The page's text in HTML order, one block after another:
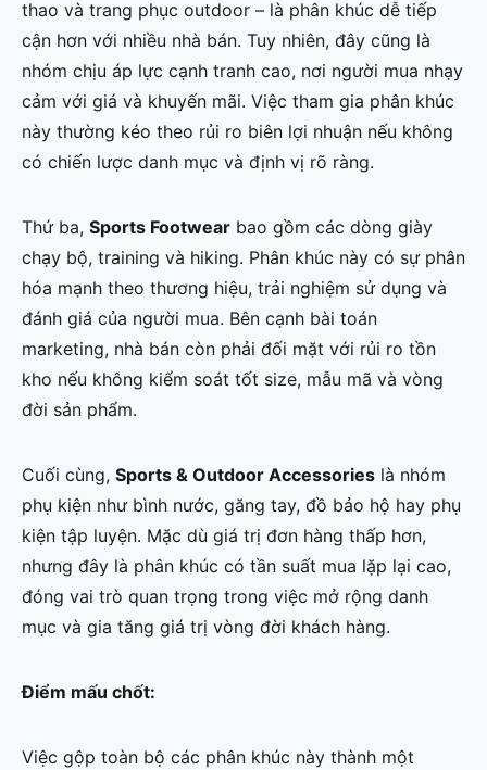
thao và trang phục outdoor – là phân khúc dễ tiếp
cận hơn với nhiều nhà bán. Tuy nhiên, đây cũng là
nhóm chịu áp lực cạnh tranh cao, nơi người mua nhạy
cảm với giá và khuyến mãi. Việc tham gia phân khúc
này thường kéo theo rủi ro biên lợi nhuận nếu không
có chiến lược danh mục và định vị rõ ràng.
Thứ ba, Sports Footwear bao gồm các dòng giày
chạy bộ, training và hiking. Phân khúc này có sự phân
hóa mạnh theo thương hiệu, trải nghiệm sử dụng và
đánh giá của người mua. Bên cạnh bài toán
marketing, nhà bán còn phải đối mặt với rủi ro tồn
kho nếu không kiểm soát tốt size, mẫu mã và vòng
đời sản phẩm.
Cuối cùng, Sports & Outdoor Accessories là nhóm
phụ kiện như bình nước, găng tay, đồ bảo hộ hay phụ
kiện tập luyện. Mặc dù giá trị đơn hàng thấp hơn,
nhưng đây là phân khúc có tần suất mua lặp lại cao,
đóng vai trò quan trọng trong việc mở rộng danh
mục và gia tăng giá trị vòng đời khách hàng.
Điểm mấu chốt:
Việc gộp toàn bộ các phân khúc này thành một